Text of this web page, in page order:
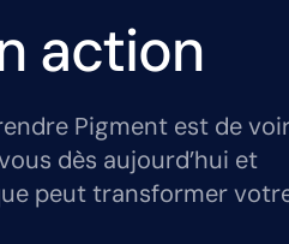
action
Pigment est de
dès aujourd’hui et
peut transformer